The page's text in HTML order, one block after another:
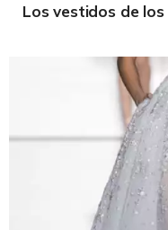
Los vestidos de los